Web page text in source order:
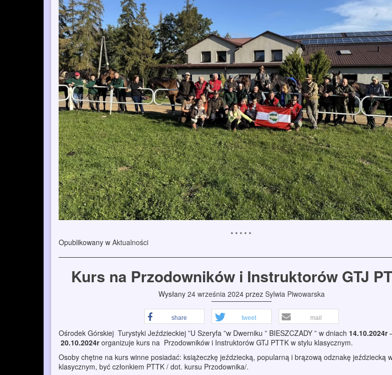
Opublikowany w Aktualności
Kurs na Przodowników i Instruktorów GTJ
Wysłany 24 września 2024 przez Sylwia Piwowarska
share tweet mail
Ośrodek Górskiej Turystyki Jeździeckiej ”U Szeryfa ”w Dwerniku ” BIESZCZADY ” w dniach 14.10.2024r
20.10.2024rorganizuje kurs na Przodowników i Instruktorów GTJ PTTK w stylu klasycznym.
Osoby chętne na kurs winne posiadać: książeczkę jeździecką, popularną i brązową odznakę jeździecką
klasycznym, być członkiem PTTK / dot. kursu Przodownika/.